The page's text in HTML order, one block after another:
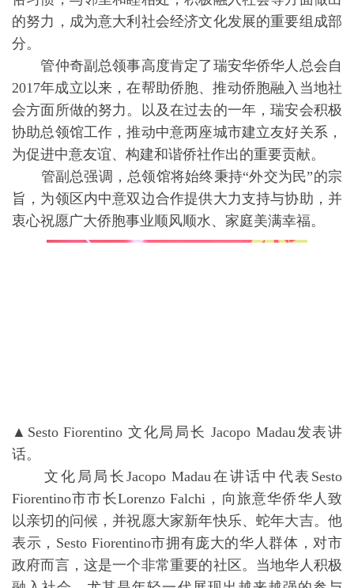
▲驻佛罗伦萨总领馆副总领事管仲奇发表讲话。
管仲奇副总领事代表驻佛罗伦萨总领事尹琦女
士，向广大旅意华侨华人致以乙巳蛇年的新春问候和
美好祝愿，并赞扬了瑞安会在遵守当地法律法规和风
俗习惯，与邻里和睦相处，积极融入社会等方面做出
的努力，成为意大利社会经济文化发展的重要组成部
分。
管仲奇副总领事高度肯定了瑞安华侨华人总会自